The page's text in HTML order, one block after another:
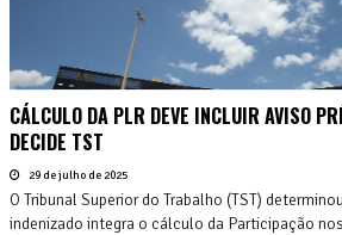
CÁLCULO DA PLR DEVE INCLUIR AVISO
DECIDE TST
29 de julho de 2025
O Tribunal Superior do Trabalho (TST)
indenizado integra o cálculo da Participação